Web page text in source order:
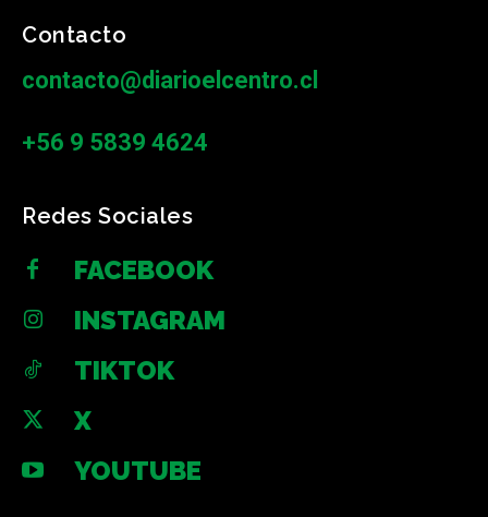
Contacto
contacto@diarioelcentro.cl
+56 9 5839 4624
Redes Sociales
FACEBOOK
INSTAGRAM
TIKTOK
X
YOUTUBE